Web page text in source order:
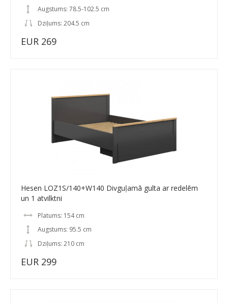
Augstums: 78.5-102.5 cm
Dziļums: 204.5 cm
EUR 269
Hesen LOZ1S/140+W140 Divguļamā gulta ar redelēm
un 1 atvilktni
Platums: 154 cm
Augstums: 95.5 cm
Dziļums: 210 cm
EUR 299